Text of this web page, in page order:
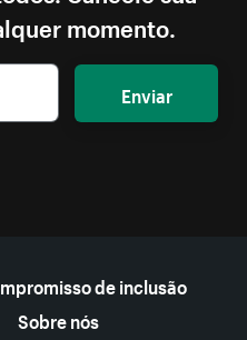
momento.
Enviar
de inclusão
Sobre nós